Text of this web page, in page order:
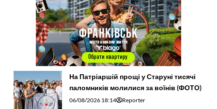
На Патріаршій прощі у Старуні тисячі
паломників молилися за воїнів (ФОТО)
06/08/2026 18:14 Reporter